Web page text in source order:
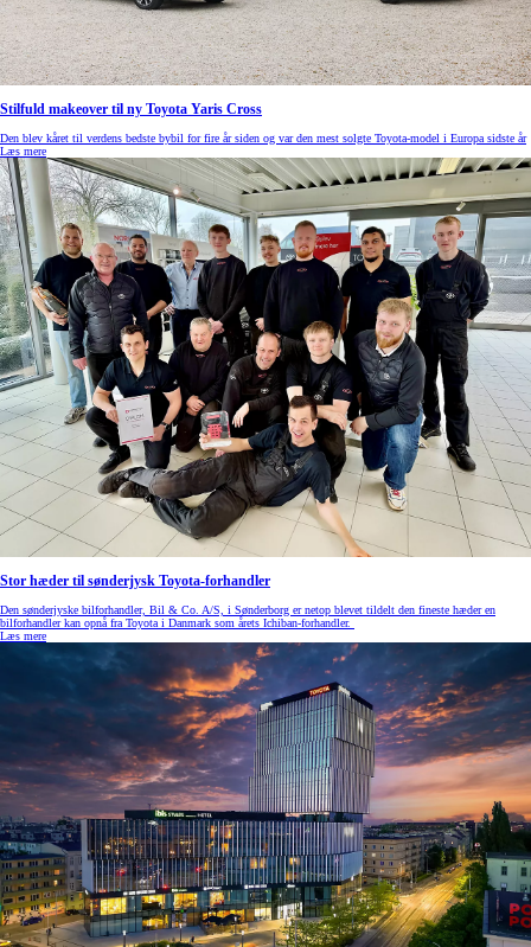
Stilfuld makeover til ny Toyota Yaris Cross
Den blev kåret til verdens bedste bybil for fire år siden og var den mest solgte Toyota-model i Europa sidste år
Læs mere
Stor hæder til sønderjysk Toyota-forhandler
Den sønderjyske bilforhandler, Bil & Co. A/S, i Sønderborg er netop blevet tildelt den fineste hæder en
bilforhandler kan opnå fra Toyota i Danmark som årets Ichiban-forhandler.
Læs mere